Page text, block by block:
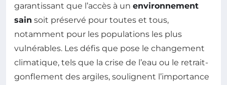
garantissant que l’accès à un environnement
sain soit préservé pour toutes et tous,
notamment pour les populations les plus
vulnérables. Les défis que pose le changement
climatique, tels que la crise de l’eau ou le retrait-
gonflement des argiles, soulignent l’importance